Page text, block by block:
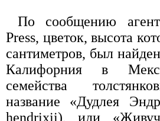
По сообщению
Press, цветок, высота
сантиметров, был
Калифорния в
семейства
название «Дудлея
hendrixii), или